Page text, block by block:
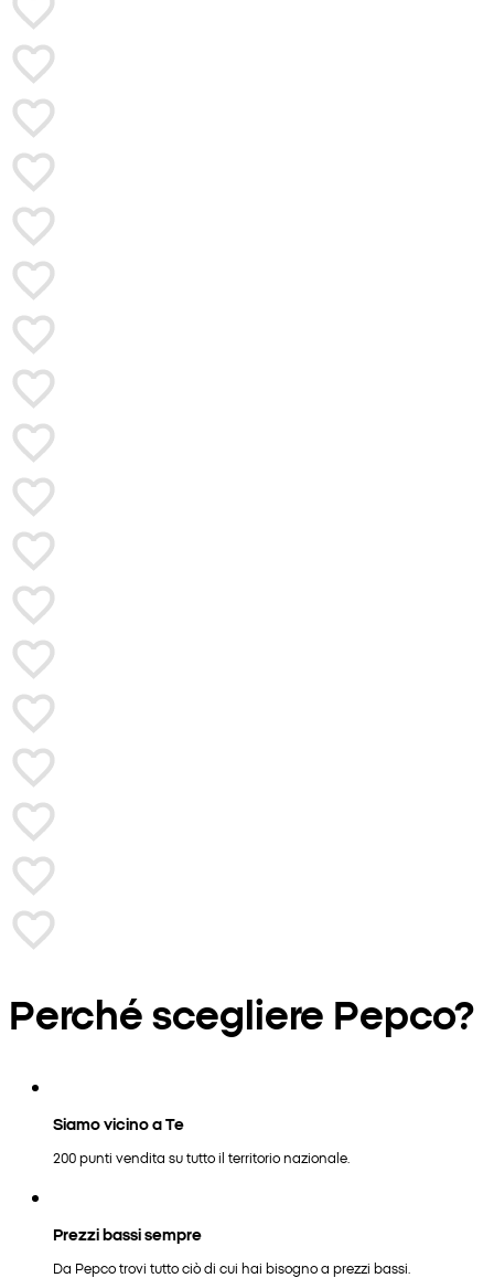
Perché scegliere Pepco?
Siamo vicino a Te
200 punti vendita su tutto il territorio nazionale.
Prezzi bassi sempre
Da Pepco trovi tutto ciò di cui hai bisogno a prezzi bassi.